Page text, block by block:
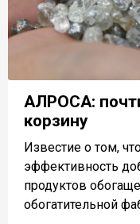
АЛРОСА:
корзину
Известие о том,
эффективность
продуктов
обогатительной